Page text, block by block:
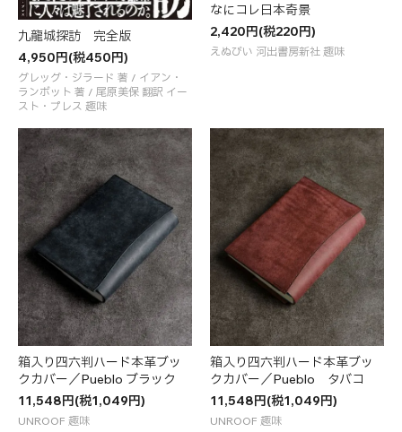
九龍城探訪 完全版
4,950円(税450円)
グレッグ・ジラード 著 / イアン・
ランボット 著 / 尾原美保 翻訳 イー
スト・プレス 趣味
なにコレ日本奇景
2,420円(税220円)
えぬびい 河出書房新社 趣味
箱入り四六判ハード本革ブッ
クカバー／Pueblo ブラック
11,548円(税1,049円)
UNROOF 趣味
箱入り四六判ハード本革ブッ
クカバー／Pueblo タバコ
11,548円(税1,049円)
UNROOF 趣味